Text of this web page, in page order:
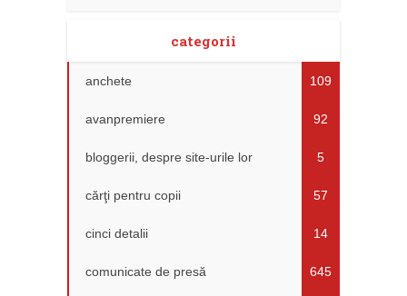
categorii
anchete 109
avanpremiere 92
bloggerii, despre site-urile lor 5
cărţi pentru copii 57
cinci detalii 14
comunicate de presă 645